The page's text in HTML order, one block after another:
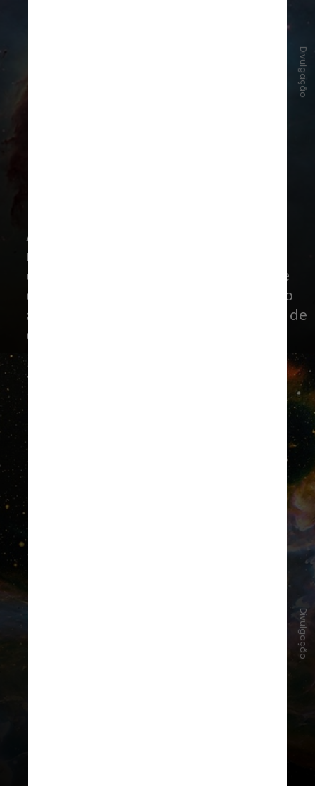
A imagem é resultado de um grande
mosaico feito a partir de centenas de
outras imagens separadas. Isso porque
cada imagem individual foi obtida com o
auxílio de filtros que deixam passar luz de
diferentes cores
Divulgação
Divulgação